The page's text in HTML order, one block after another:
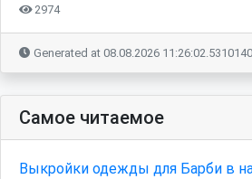
2974
Generated at 08.08.2026
Самое читаемое
Выкройки одежды для Барби в